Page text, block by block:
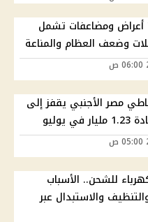
نقص فيتامين د.. 7 أعراض ومضاعفات تشمل
وضعف العظام والمناعة
مصر الأجنبي يقفز إلى
للشحن.. الأسباب
والاستبدال عبر